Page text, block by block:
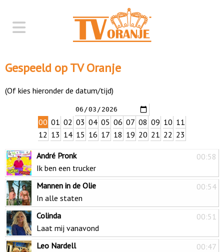
Gespeeld op TV Oranje
(Of kies hieronder de datum/tijd)
00 01 02 03 04 05 06 07 08 09 10 11
12 13 14 15 16 17 18 19 20 21 22 23
00:58
André Pronk
Ik ben een trucker
00:54
Mannen in de Olie
In alle staten
00:51
Colinda
Laat mij vanavond
00:47
Leo Nardell